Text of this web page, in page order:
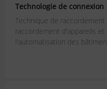
Technologie de connexion
Technique de
raccordement d'appareils
l'automatisation des